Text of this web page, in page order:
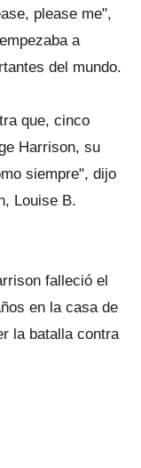
please me",
a
del mundo.
que, cinco
Harrison, su
siempre", dijo
Louise B.
falleció el
en la casa de
la batalla contra